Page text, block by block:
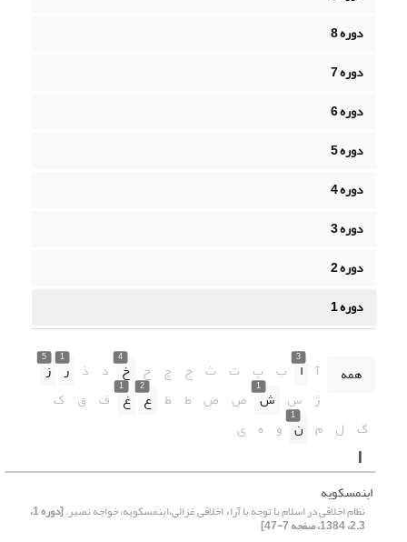
دوره 8
دوره 7
دوره 6
دوره 5
دوره 4
دوره 3
دوره 2
دوره 1
همه آ
3
ا ب پ ت ث ج چ ح
4
خ د ذ
1
ر
5
ز
ژ س
1
ش ص ض ط ظ
2
ع
1
غ ف ق ک
گ ل م
1
ن و ه ی
ا
ابن‏مسکویه
نظام اخلاقی در اسلام با توجه با آراء اخلاقی غزالی،ابن‏مسکویه، خواجه نصیر. [دوره 1،
2.3، 1384، صفحه 7-47]